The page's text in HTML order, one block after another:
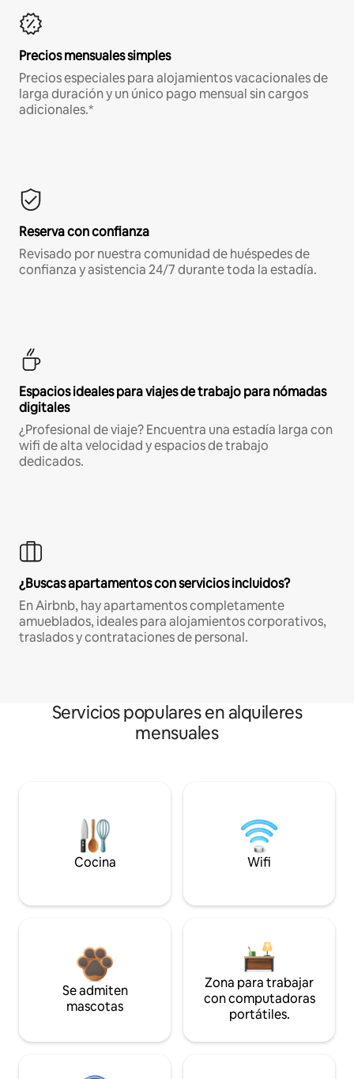
Precios mensuales simples
Precios especiales para alojamientos vacacionales de
larga duración y un único pago mensual sin cargos
adicionales.*
Reserva con confianza
Revisado por nuestra comunidad de huéspedes de
confianza y asistencia 24/7 durante toda la estadía.
Espacios ideales para viajes de trabajo para nómadas
digitales
¿Profesional de viaje? Encuentra una estadía larga con
wifi de alta velocidad y espacios de trabajo
dedicados.
¿Buscas apartamentos con servicios incluidos?
En Airbnb, hay apartamentos completamente
amueblados, ideales para alojamientos corporativos,
traslados y contrataciones de personal.
Servicios populares en alquileres
mensuales
Cocina Wifi
Se admiten
mascotas
Zona para trabajar
con computadoras
portátiles.